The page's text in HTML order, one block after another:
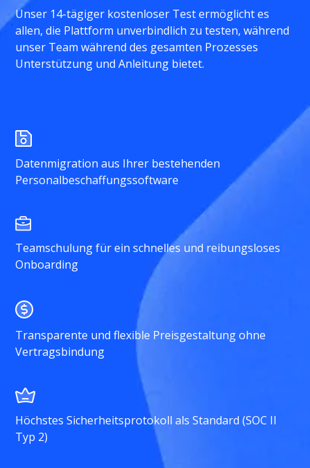
Unser 14-tägiger kostenloser Test ermöglicht es
allen, die Plattform unverbindlich zu testen, während
unser Team während des gesamten Prozesses
Unterstützung und Anleitung bietet.
Datenmigration aus Ihrer bestehenden
Personalbeschaffungssoftware
Teamschulung für ein schnelles und reibungsloses
Onboarding
Transparente und flexible Preisgestaltung ohne
Vertragsbindung
Höchstes Sicherheitsprotokoll als Standard (SOC II
Typ 2)